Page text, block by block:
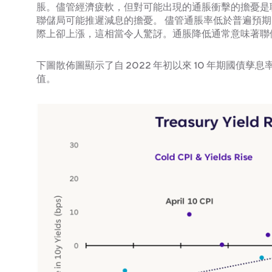
脹。儘管經濟疲軟，但對可能出現的通脹衝擊的擔憂
聯儲局可能推遲減息的擔憂。 儘管通脹率低於普遍預
際上卻上漲，這相當令人驚訝。通脹降低通常意味著
下圖散佈圖顯示了自 2022 年初以來 10 年期國債孳息
值。